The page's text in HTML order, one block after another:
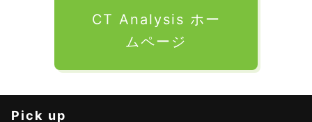
CT Analysis ホー
ムページ
Pick up